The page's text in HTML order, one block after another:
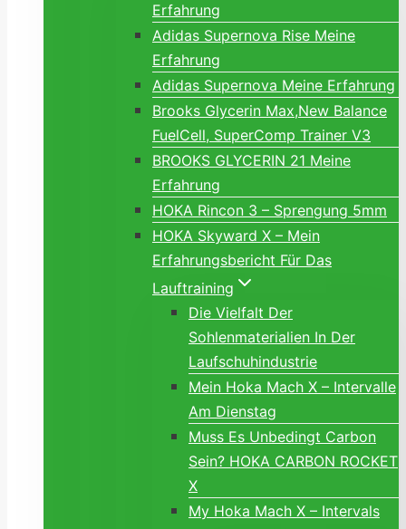
Erfahrung
Adidas Supernova Rise Meine
Erfahrung
Adidas Supernova Meine Erfahrung
Brooks Glycerin Max,New Balance
FuelCell, SuperComp Trainer V3
BROOKS GLYCERIN 21 Meine
Erfahrung
HOKA Rincon 3 – Sprengung 5mm
HOKA Skyward X – Mein
Erfahrungsbericht Für Das
Lauftraining
Die Vielfalt Der
Sohlenmaterialien In Der
Laufschuhindustrie
Mein Hoka Mach X – Intervalle
Am Dienstag
Muss Es Unbedingt Carbon
Sein? HOKA CARBON ROCKET
X
My Hoka Mach X – Intervals